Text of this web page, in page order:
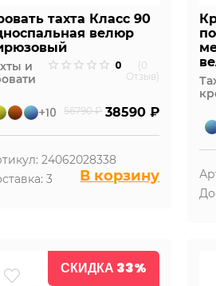
тахта Класс 90
велюр
и
0
(0
Отзыв)
+10 56790 ₽ 38590 ₽
24062028338
3
В корзину
СКИДКА 33%